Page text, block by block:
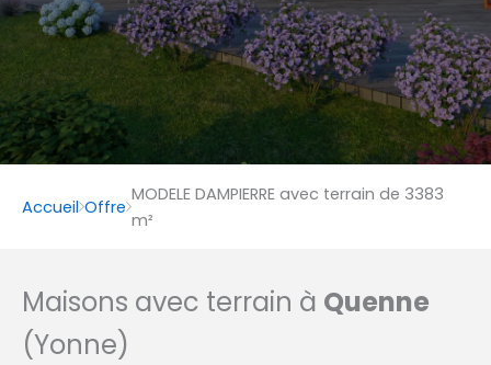
Accueil Offre
MODELE DAMPIERRE avec terrain de 3383
m²
Maisons avec terrain à Quenne
(Yonne)